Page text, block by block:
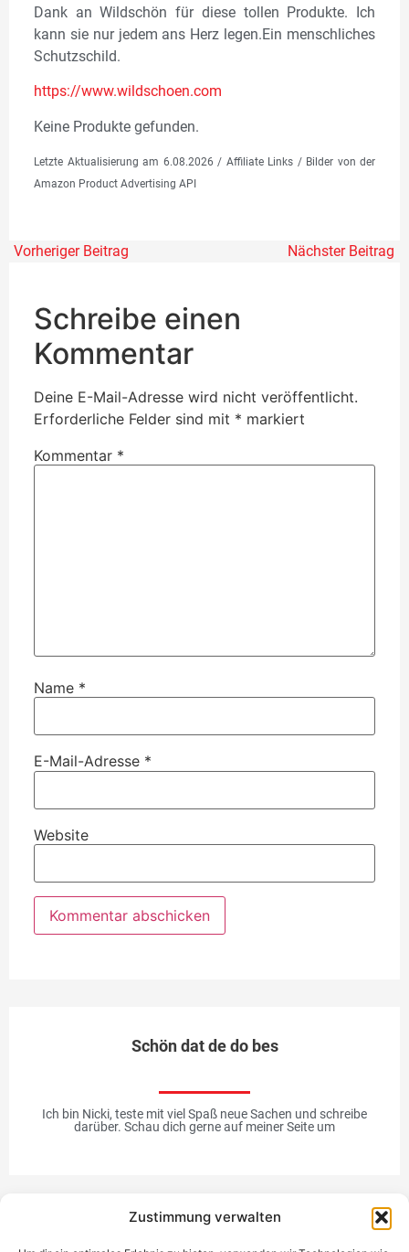
Zustimmung verwalten
Dank an Wildschön für diese tollen Produkte. Ich
kann sie nur jedem ans Herz legen.Ein menschliches
Schutzschild.
https://www.wildschoen.com
Keine Produkte gefunden.
Letzte Aktualisierung am 6.08.2026 / Affiliate Links / Bilder von der
Amazon Product Advertising API
Vorheriger Beitrag Nächster Beitrag
Schreibe einen
Kommentar
Deine E-Mail-Adresse wird nicht veröffentlicht.
Erforderliche Felder sind mit * markiert
Kommentar *
Name *
E-Mail-Adresse *
Website
Schön dat de do bes
Ich bin Nicki, teste mit viel Spaß neue Sachen und schreibe
darüber. Schau dich gerne auf meiner Seite um